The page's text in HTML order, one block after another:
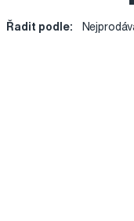
Řadit podle: